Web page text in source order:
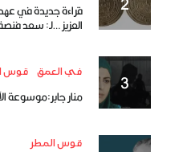
قراءة جديدة في
العزيز …لـ: سعد
في العمق قوس
منار جابر:موسوعة
قوس المطر